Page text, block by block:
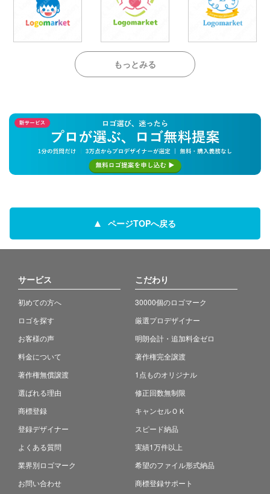
もっとみる
ページTOPへ戻る
サービス
初めての方へ
ロゴを探す
お客様の声
料金について
著作権無償譲渡
選ばれる理由
商標登録
登録デザイナー
よくある質問
業界別ロゴマーク
お問い合わせ
こだわり
30000個のロゴマーク
厳選プロデザイナー
明朗会計・追加料金ゼロ
著作権完全譲渡
1点ものオリジナル
修正回数無制限
キャンセルＯＫ
スピード納品
実績1万件以上
希望のファイル形式納品
商標登録サポート